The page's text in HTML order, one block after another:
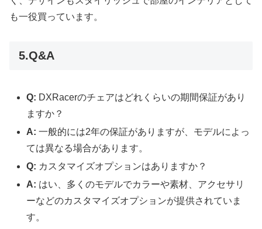
も一役買っています。
5.Q&A
Q: DXRacerのチェアはどれくらいの期間保証があり
ますか？
A: 一般的には2年の保証がありますが、モデルによっ
ては異なる場合があります。
Q: カスタマイズオプションはありますか？
A: はい、多くのモデルでカラーや素材、アクセサリ
ーなどのカスタマイズオプションが提供されていま
す。